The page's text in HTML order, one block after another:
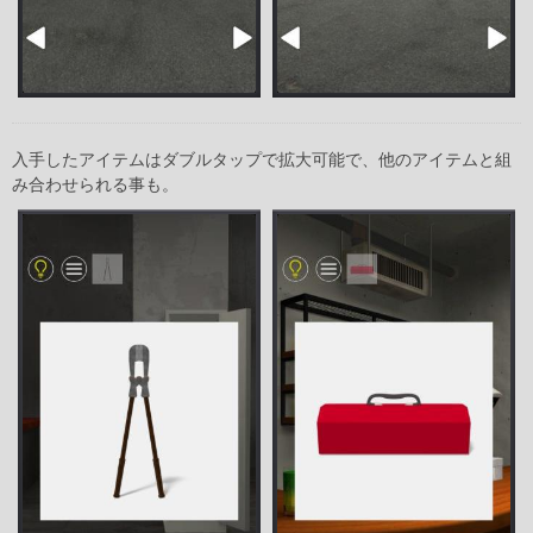
入手したアイテムはダブルタップで拡大可能で、他のアイテムと組
み合わせられる事も。